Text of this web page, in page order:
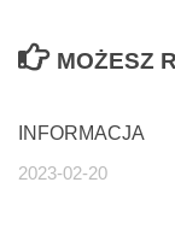
MOŻESZ
INFORMACJA
2023-02-20